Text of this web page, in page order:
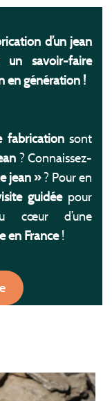
d’un jean
un savoir-faire
en génération !
fabricationsont
? Connaissez-
jean »? Pour en
guidéepour
cœur d’une
en France!